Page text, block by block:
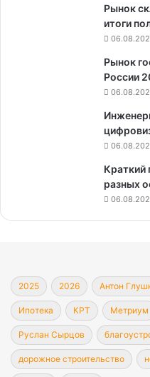
Рынок
итоги
Рынок
России
Краткий
разных
2025 2026 Антон
Ипотека КРТ Метриум
Руслан Сырцов
дорожное строительство